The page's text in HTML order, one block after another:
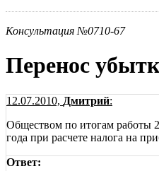
Консультация №0710-67
Перенос
12.07.2010, Дмитрий:
Обществом по итогам работы
года при расчете налога на
Ответ: